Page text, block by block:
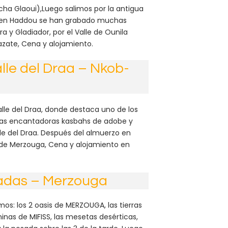
Glaoui),Luego salimos por la antigua
Haddou se han grabado muchas
y Gladiador, por el Valle de Ounila
Cena y alojamiento.
del Draa – Nkob-
del Draa, donde destaca uno de los
encantadoras kasbahs de adobe y
del Draa. Después del almuerzo en
Merzouga, Cena y alojamiento en
– Merzouga
los 2 oasis de MERZOUGA, las tierras
de MIFISS, las mesetas desérticas,